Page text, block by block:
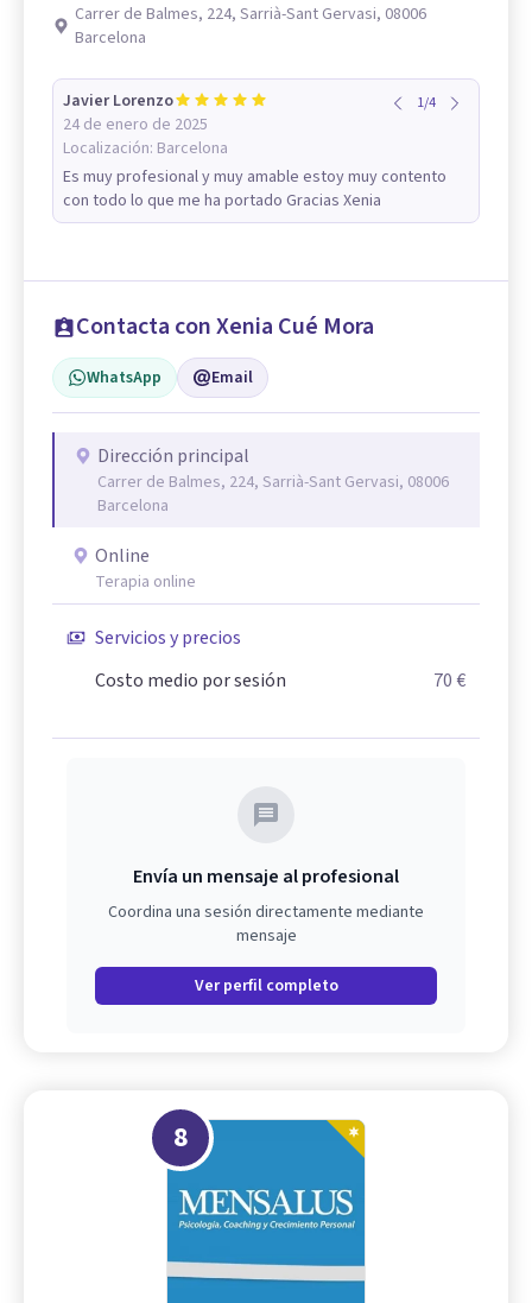
Carrer de Balmes, 224, Sarrià-Sant Gervasi, 08006
Barcelona
Javier Lorenzo
24 de enero de 2025
Localización: Barcelona
1/4
Es muy profesional y muy amable estoy muy contento
con todo lo que me ha portado Gracias Xenia
Contacta con Xenia Cué Mora
WhatsApp Email
Dirección principal
Carrer de Balmes, 224, Sarrià-Sant Gervasi, 08006
Barcelona
Online
Terapia online
Servicios y precios
Costo medio por sesión
70 €
Envía un mensaje al profesional
Coordina una sesión directamente mediante
mensaje
Ver perfil completo
8